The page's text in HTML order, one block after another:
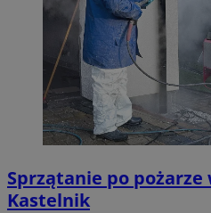
Sprzątanie po
Kastelnik